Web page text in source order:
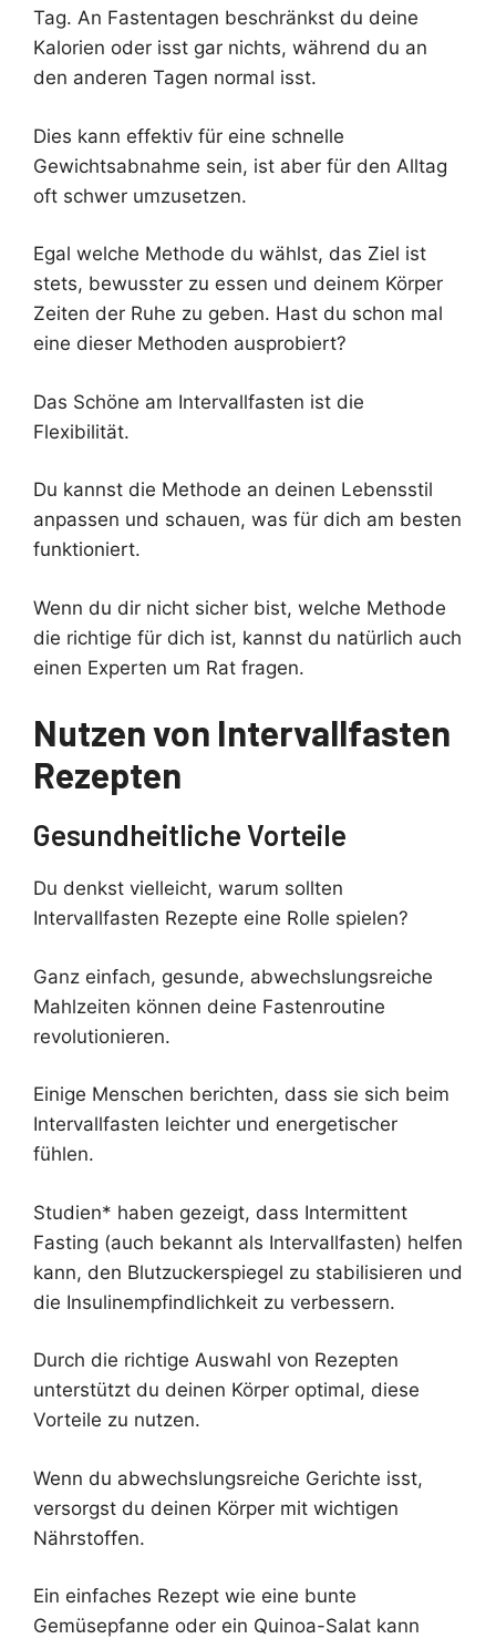
Tag. An Fastentagen beschränkst du deine
Kalorien oder isst gar nichts, während du an
den anderen Tagen normal isst.
Dies kann effektiv für eine schnelle
Gewichtsabnahme sein, ist aber für den Alltag
oft schwer umzusetzen.
Egal welche Methode du wählst, das Ziel ist
stets, bewusster zu essen und deinem Körper
Zeiten der Ruhe zu geben. Hast du schon mal
eine dieser Methoden ausprobiert?
Das Schöne am Intervallfasten ist die
Flexibilität.
Du kannst die Methode an deinen Lebensstil
anpassen und schauen, was für dich am besten
funktioniert.
Wenn du dir nicht sicher bist, welche Methode
die richtige für dich ist, kannst du natürlich auch
einen Experten um Rat fragen.
Nutzen von Intervallfasten
Rezepten
Gesundheitliche Vorteile
Du denkst vielleicht, warum sollten
Intervallfasten Rezepte eine Rolle spielen?
Ganz einfach, gesunde, abwechslungsreiche
Mahlzeiten können deine Fastenroutine
revolutionieren.
Einige Menschen berichten, dass sie sich beim
Intervallfasten leichter und energetischer
fühlen.
Studien* haben gezeigt, dass Intermittent
Fasting (auch bekannt als Intervallfasten) helfen
kann, den Blutzuckerspiegel zu stabilisieren und
die Insulinempfindlichkeit zu verbessern.
Durch die richtige Auswahl von Rezepten
unterstützt du deinen Körper optimal, diese
Vorteile zu nutzen.
Wenn du abwechslungsreiche Gerichte isst,
versorgst du deinen Körper mit wichtigen
Nährstoffen.
Ein einfaches Rezept wie eine bunte
Gemüsepfanne oder ein Quinoa-Salat kann